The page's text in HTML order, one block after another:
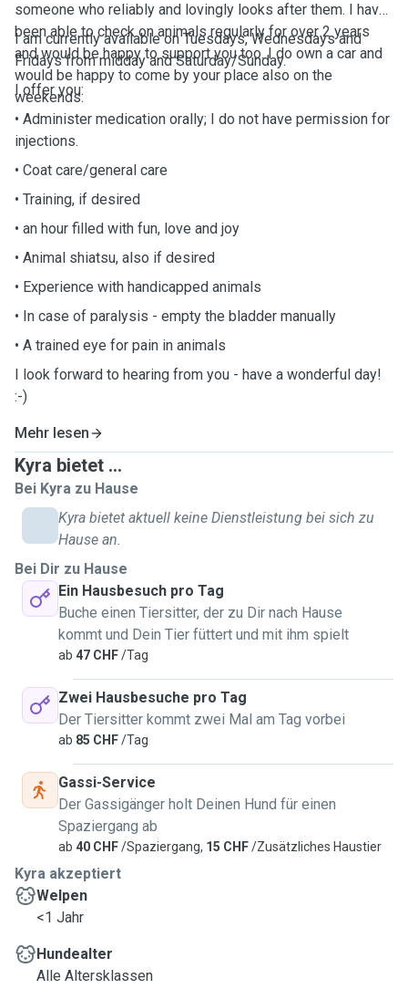
someone who reliably and lovingly looks after them. I have
been able to check on animals regularly for over 2 years
and would be happy to support you too. I do own a car and
would be happy to come by your place also on the
weekends.
I am currently available on Tuesdays, Wednesdays and
Fridays from midday and Saturday/Sunday.
I offer you:
• Administer medication orally; I do not have permission for
injections.
• Coat care/general care
• Training, if desired
• an hour filled with fun, love and joy
• Animal shiatsu, also if desired
• Experience with handicapped animals
• In case of paralysis - empty the bladder manually
• A trained eye for pain in animals
I look forward to hearing from you - have a wonderful day!
:-)
Mehr lesen
Kyra bietet ...
Bei Kyra zu Hause
Kyra bietet aktuell keine Dienstleistung bei sich zu
Hause an.
Bei Dir zu Hause
Ein Hausbesuch pro Tag
Buche einen Tiersitter, der zu Dir nach Hause
kommt und Dein Tier füttert und mit ihm spielt
ab 47 CHF/Tag
Zwei Hausbesuche pro Tag
Der Tiersitter kommt zwei Mal am Tag vorbei
ab 85 CHF/Tag
Gassi-Service
Der Gassigänger holt Deinen Hund für einen
Spaziergang ab
ab 40 CHF/Spaziergang, 15 CHF/Zusätzliches Haustier
Kyra akzeptiert
Welpen
<1 Jahr
Hundealter
Alle Altersklassen